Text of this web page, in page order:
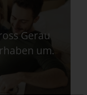
Gerau
um.